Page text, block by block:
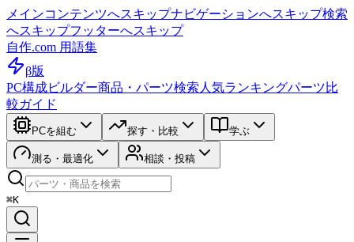
メインコンテンツへスキップナビゲーションへスキップ検索
へスキップフッターへスキップ
自作.com 用語集
β版
PC構成ビルダー商品・パーツ検索 人気ランキングパーツ比
較ガイド
PCを組む 探す・比較 学ぶ
測る・最適化 相談・投稿
⌘K